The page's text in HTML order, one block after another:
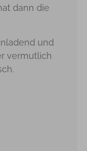
dann die
und
vermutlich